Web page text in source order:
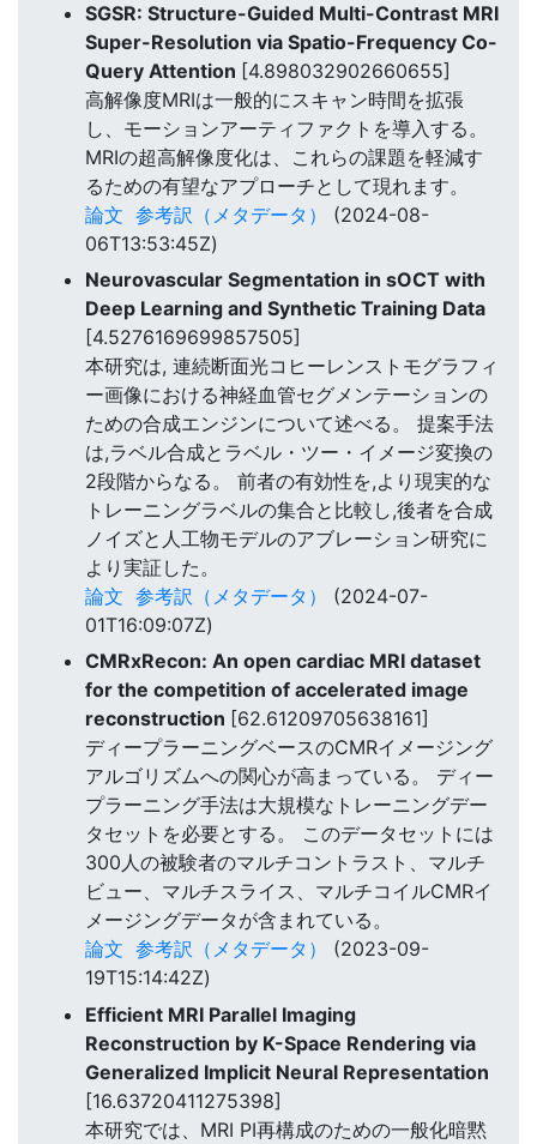
SGSR: Structure-Guided Multi-Contrast MRI
Super-Resolution via Spatio-Frequency Co-
Query Attention [4.898032902660655]
高解像度MRIは一般的にスキャン時間を拡張
し、モーションアーティファクトを導入する。
MRIの超高解像度化は、これらの課題を軽減す
るための有望なアプローチとして現れます。
論文 参考訳（メタデータ）
(2024-08-
06T13:53:45Z)
Neurovascular Segmentation in sOCT with
Deep Learning and Synthetic Training Data
[4.5276169699857505]
本研究は, 連続断面光コヒーレンストモグラフィ
ー画像における神経血管セグメンテーションの
ための合成エンジンについて述べる。 提案手法
は,ラベル合成とラベル・ツー・イメージ変換の
2段階からなる。 前者の有効性を,より現実的な
トレーニングラベルの集合と比較し,後者を合成
ノイズと人工物モデルのアブレーション研究に
より実証した。
論文 参考訳（メタデータ）
(2024-07-
01T16:09:07Z)
CMRxRecon: An open cardiac MRI dataset
for the competition of accelerated image
reconstruction [62.61209705638161]
ディープラーニングベースのCMRイメージング
アルゴリズムへの関心が高まっている。 ディー
プラーニング手法は大規模なトレーニングデー
タセットを必要とする。 このデータセットには
300人の被験者のマルチコントラスト、マルチ
ビュー、マルチスライス、マルチコイルCMRイ
メージングデータが含まれている。
論文 参考訳（メタデータ）
(2023-09-
19T15:14:42Z)
Efficient MRI Parallel Imaging
Reconstruction by K-Space Rendering via
Generalized Implicit Neural Representation
[16.63720411275398]
本研究では、MRI PI再構成のための一般化暗黙